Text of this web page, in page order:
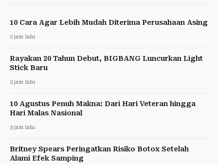
10 Cara Agar Lebih Mudah Diterima Perusahaan Asing
2 jam lalu
Rayakan 20 Tahun Debut, BIGBANG Luncurkan Light
Stick Baru
2 jam lalu
10 Agustus Penuh Makna: Dari Hari Veteran hingga
Hari Malas Nasional
3 jam lalu
Britney Spears Peringatkan Risiko Botox Setelah
Alami Efek Samping